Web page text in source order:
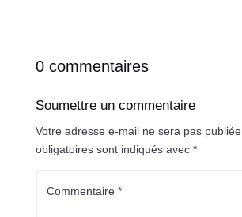
0 commentaires
Soumettre un commentaire
Votre adresse e-mail ne sera pas publiée.
obligatoires sont indiqués avec *